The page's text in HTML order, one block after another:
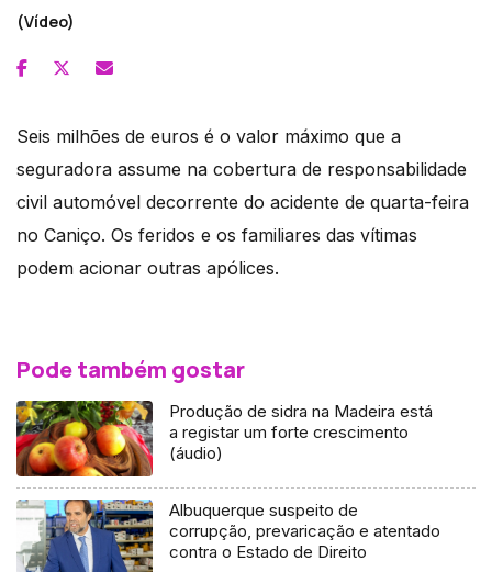
(Vídeo)
Seis milhões de euros é o valor máximo que a
seguradora assume na cobertura de responsabilidade
civil automóvel decorrente do acidente de quarta-feira
no Caniço. Os feridos e os familiares das vítimas
podem acionar outras apólices.
Pode também gostar
Produção de sidra na Madeira está
a registar um forte crescimento
(áudio)
Albuquerque suspeito de
corrupção, prevaricação e atentado
contra o Estado de Direito